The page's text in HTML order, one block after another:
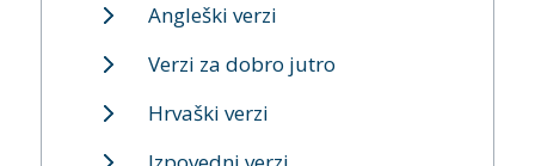
Angleški verzi
Verzi za dobro jutro
Hrvaški verzi